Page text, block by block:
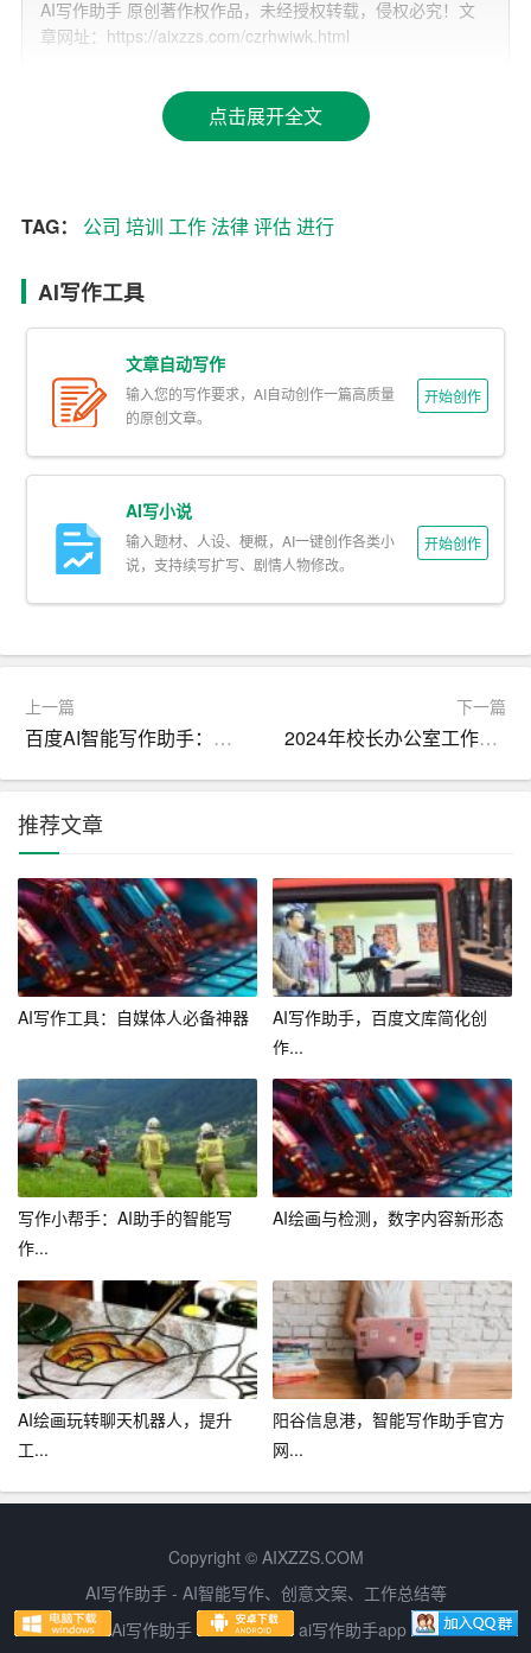
律意见，防范潜在的法律风险。
4. 提供优质法律服务：为公司提供高效、专业的法律服
务，保障公司的合法权益。
1. 法律培训和宣传：组织法律培训课程，针对公司管理层
通过内部刊物、海报等形式，定期发布法律资讯和案例分
析，提醒大家注意法律风险。
2. 内部管理制度完善：对公司现有的内部管理制度进行梳
理，针对存在的问题和不足，提出修改意见和建议，进一
3. 风险评估和防范：对公司各项业务进行风险评估，针对
潜在的法律风险，提供相应的防范措施和建议。同时，密
切关注法律法规的变化，及时更新公司的合规政策。
不限于合同审查、诉讼仲裁、知识产权保护等。在处理法
化。
三、工作计划的实施
1. 制定详细的法律培训计划，确定培训时间、地点、内容
和讲师，并向相关部门和企业负责人汇报，争取得到支持
与配合。
2. 针对公司内部管理制度存在的问题，进行深入研究和分
析，提出具体的修改意见和建议，并与相关部门进行沟
通，推动制度完善。
3. 开展风险评估工作，对公司的各项业务进行梳理和分
析，找出潜在的法律风险，并提供相应的防范措施和建
议。
4. 加强与公司各部门的沟通与协作，了解部门需求，提供
及时、高效的法律服务。
5. 定期向公司领导汇报工作情况，及时反馈工作中遇到的
问题，并根据领导的要求，调整工作计划。
四、工作计划的检查与评估
1. 定期检查法律培训的开展情况，确保培训计划得到有效
2. 对内部管理制度的完善情况进行跟踪，了解制度实施的
效果，针对存在的问题，及时进行调整和改进。
AI写作助手 原创著作权作品，未经授权转载，侵权必究！文
章网址：https://aixzzs.com/czrhwiwk.html
点击展开全文
TAG： 公司 培训 工作法律评估进行
AI写作工具
文章自动写作
输入您的写作要求，AI自动创作一篇高质量
的原创文章。
开始创作
AI写小说
输入题材、人设、梗概，AI一键创作各类小
说，支持续写扩写、剧情人物修改。
开始创作
上一篇
百度AI智能写作助手：手机版2024最新免费安装
下一篇
2024年校长办公室工作计划范文
推荐文章
AI写作工具：自媒体人必备神器
AI写作助手，百度文库简化创
作...
写作小帮手：AI助手的智能写
作...
AI绘画与检测，数字内容新形态
AI绘画玩转聊天机器人，提升
工...
阳谷信息港，智能写作助手官方
网...
Copyright © AIXZZS.COM
AI写作助手 - AI智能写作、创意文案、工作总结等
Ai写作助手
ai写作助手app